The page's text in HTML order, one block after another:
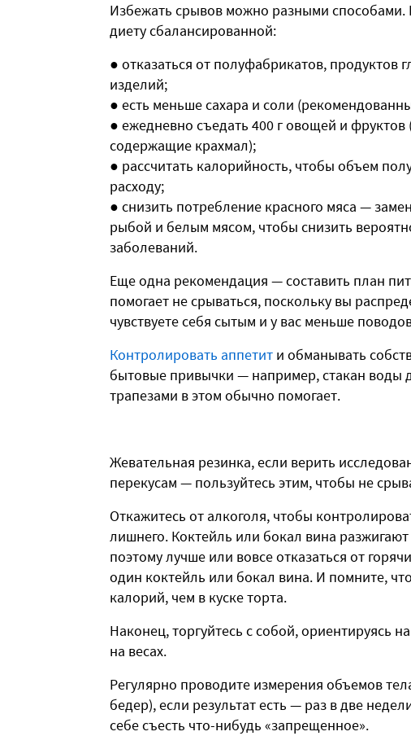
Избежать срывов можно разными способами.
диету сбалансированной:
● отказаться от полуфабрикатов, продуктов
изделий;
● есть меньше сахара и соли
● ежедневно съедать 400 г овощей и
содержащие крахмал);
● рассчитать калорийность, чтобы объем
расходу;
● снизить потребление красного мяса —
рыбой и белым мясом, чтобы снизить
заболеваний.
Еще одна рекомендация — составить план
помогает не срываться, поскольку вы
чувствуете себя сытым и у вас меньше
Контролировать аппетит и обманывать
бытовые привычки — например, стакан воды
трапезами в этом обычно помогает.
Жевательная резинка, если верить
перекусам — пользуйтесь этим, чтобы не
Откажитесь от алкоголя, чтобы
лишнего. Коктейль или бокал вина
поэтому лучше или вовсе отказаться от
один коктейль или бокал вина. И помните,
калорий, чем в куске торта.
Наконец, торгуйтесь с собой, ориентируясь
на весах.
Регулярно проводите измерения объемов
бедер), если результат есть — раз в две
себе съесть что-нибудь «запрещенное».